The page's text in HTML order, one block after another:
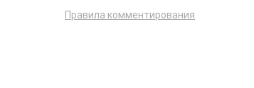
Правила комментирования